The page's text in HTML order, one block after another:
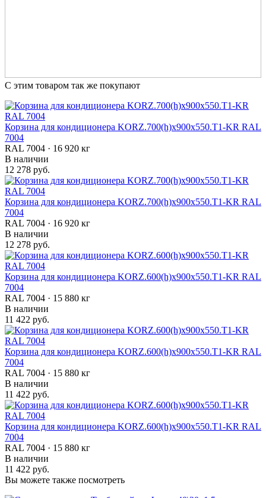
С этим товаром так же покупают
Корзина для кондиционера KORZ.700(h)x900x550.T1-KR RAL
7004
RAL 7004 · 16 920 кг
В наличии
12 278 руб.
Корзина для кондиционера KORZ.700(h)x900x550.T1-KR RAL
7004
RAL 7004 · 16 920 кг
В наличии
12 278 руб.
Корзина для кондиционера KORZ.600(h)x900x550.T1-KR RAL
7004
RAL 7004 · 15 880 кг
В наличии
11 422 руб.
Корзина для кондиционера KORZ.600(h)x900x550.T1-KR RAL
7004
RAL 7004 · 15 880 кг
В наличии
11 422 руб.
Корзина для кондиционера KORZ.600(h)x900x550.T1-KR RAL
7004
RAL 7004 · 15 880 кг
В наличии
11 422 руб.
Вы можете также посмотреть